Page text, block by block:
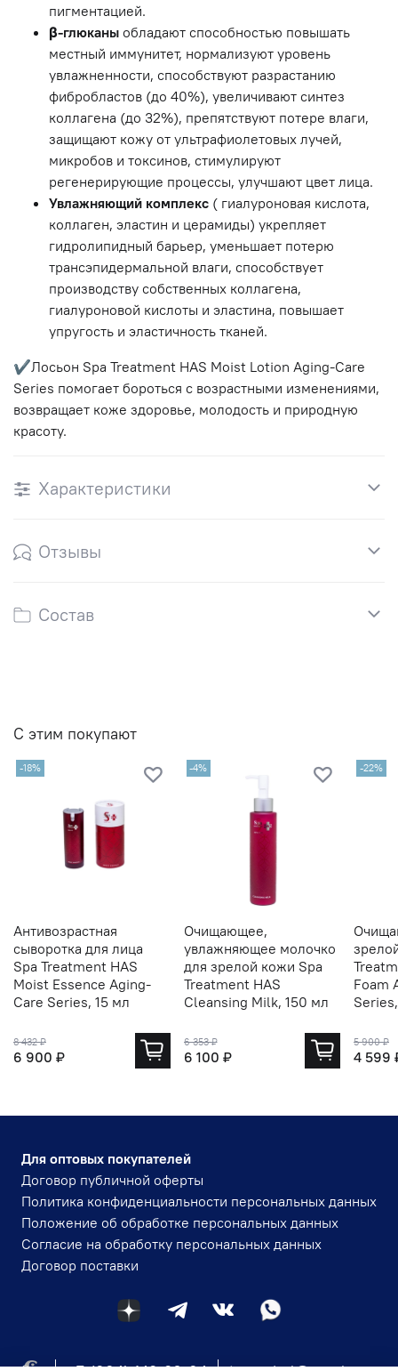
пигментацией.
β-глюканы обладают способностью повышать
местный иммунитет, нормализуют уровень
увлажненности, способствуют разрастанию
фибробластов (до 40%), увеличивают синтез
коллагена (до 32%), препятствуют потере влаги,
защищают кожу от ультрафиолетовых лучей,
микробов и токсинов, стимулируют
регенерирующие процессы, улучшают цвет лица.
Увлажняющий комплекс ( гиалуроновая кислота,
коллаген, эластин и церамиды) укрепляет
гидролипидный барьер, уменьшает потерю
трансэпидермальной влаги, способствует
производству собственных коллагена,
гиалуроновой кислоты и эластина, повышает
упругость и эластичность тканей.
✔Лосьон Spa Treatment HAS Moist Lotion Aging-Care
Series помогает бороться с возрастными изменениями,
возвращает коже здоровье, молодость и природную
красоту.
Характеристики
Отзывы
Состав
С этим покупают
-18%
Антивозрастная
сыворотка для лица
Spa Treatment HAS
Moist Essence Aging-
Care Series, 15 мл
8 432 ₽
6 900 ₽
-4%
Очищающее,
увлажняющее молочко
для зрелой кожи Spa
Treatment HAS
Cleansing Milk, 150 мл
6 353 ₽
6 100 ₽
-22%
Foam
5 900 ₽
4 599
Для оптовых покупателей
Договор публичной оферты
Политика конфиденциальности персональных данных
Положение об обработке персональных данных
Согласие на обработку персональных данных
Договор поставки